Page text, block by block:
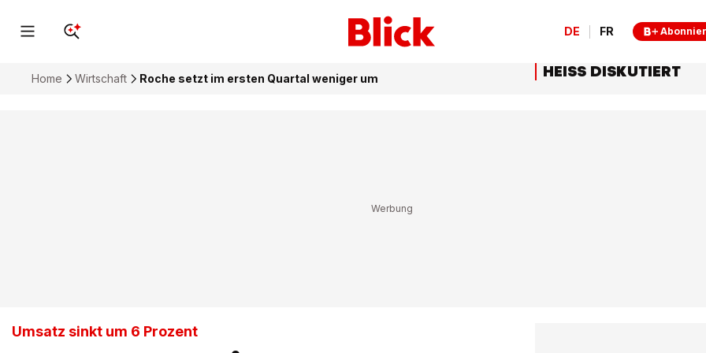
DE FR
Home Wirtschaft Roche setzt im ersten Quartal weniger um
Umsatz sinkt um 6 Prozent
HEISS DISKUTIERT